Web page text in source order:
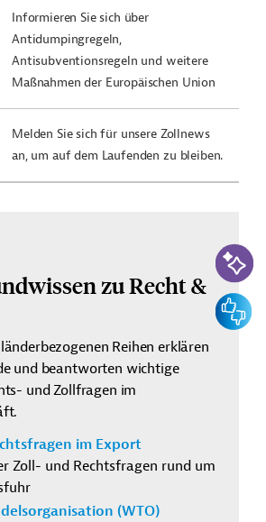
Informieren Sie sich über
Antidumpingregeln,
Antisubventionsregeln und weitere
Maßnahmen der Europäischen Union
Melden Sie sich für unsere Zollnews
an, um auf dem Laufenden zu bleiben.
zu Recht &
Reihen erklären
und beantworten wichtige
und Zollfragen im
im Export
Zoll- und Rechtsfragen rund um
(WTO)
KI-